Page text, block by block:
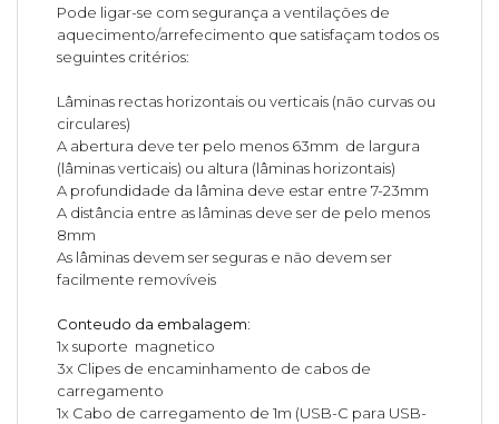
Pode ligar-se com segurança a ventilações de
aquecimento/arrefecimento que satisfaçam todos os
seguintes critérios:
Lâminas rectas horizontais ou verticais (não curvas ou
circulares)
A abertura deve ter pelo menos 63mm de largura
(lâminas verticais) ou altura (lâminas horizontais)
A profundidade da lâmina deve estar entre 7-23mm
A distância entre as lâminas deve ser de pelo menos
8mm
As lâminas devem ser seguras e não devem ser
facilmente removíveis
Conteudo da embalagem:
1x suporte magnetico
3x Clipes de encaminhamento de cabos de
carregamento
1x Cabo de carregamento de 1m (USB-C para USB-